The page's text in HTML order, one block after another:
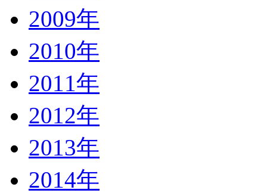
2009年
2010年
2011年
2012年
2013年
2014年